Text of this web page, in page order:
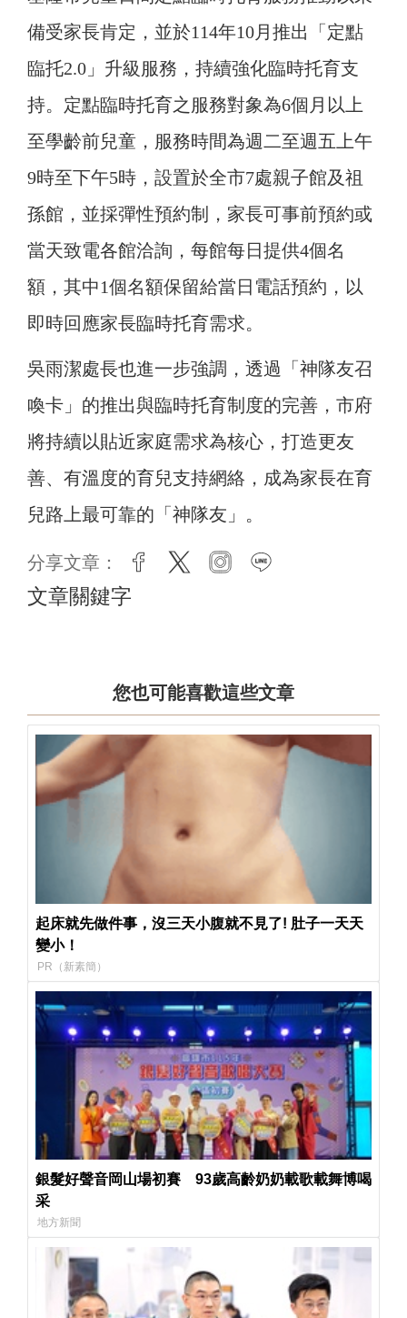
備受家長肯定，並於114年10月推出「定點
臨托2.0」升級服務，持續強化臨時托育支
持。定點臨時托育之服務對象為6個月以上
至學齡前兒童，服務時間為週二至週五上午
9時至下午5時，設置於全市7處親子館及祖
孫館，並採彈性預約制，家長可事前預約或
當天致電各館洽詢，每館每日提供4個名
額，其中1個名額保留給當日電話預約，以
即時回應家長臨時托育需求。
吳雨潔處長也進一步強調，透過「神隊友召
喚卡」的推出與臨時托育制度的完善，市府
將持續以貼近家庭需求為核心，打造更友
善、有溫度的育兒支持網絡，成為家長在育
兒路上最可靠的「神隊友」。
分享文章： facebook
twitter instagram
文章關鍵字
您也可能喜歡這些文章
起床就先做件事，沒三天小腹就不見了! 肚子一天天
變小！
PR（新素簡）
銀髮好聲音岡山場初賽 93歲高齡奶奶載歌載舞博喝
采
地方新聞